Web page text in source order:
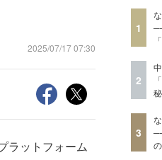
2025/07/17 07:30
ラットフォーム
1
2
3